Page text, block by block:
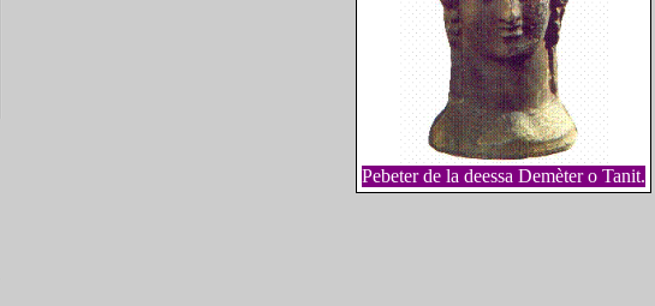
Pebeter de la deessa Demèter o Tanit.